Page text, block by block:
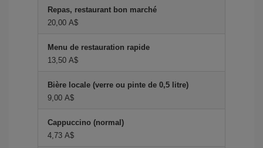
Repas, restaurant bon marché
20,00 A$
Menu de restauration rapide
13,50 A$
Bière locale (verre ou pinte de 0,5 litre)
9,00 A$
Cappuccino (normal)
4,73 A$